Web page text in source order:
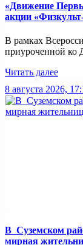
«Движение
акции
В рамках
приуроченной ко
Читать далее
8 августа 2026,
В Суземском
мирная